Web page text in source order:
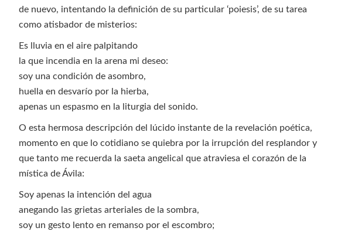
de nuevo, intentando la definición de su particular ‘poiesis’, de su tarea
como atisbador de misterios:
Es lluvia en el aire palpitando
la que incendia en la arena mi deseo:
soy una condición de asombro,
huella en desvarío por la hierba,
apenas un espasmo en la liturgia del sonido.
O esta hermosa descripción del lúcido instante de la revelación poética,
momento en que lo cotidiano se quiebra por la irrupción del resplandor y
que tanto me recuerda la saeta angelical que atraviesa el corazón de la
mística de Ávila:
Soy apenas la intención del agua
anegando las grietas arteriales de la sombra,
soy un gesto lento en remanso por el escombro;